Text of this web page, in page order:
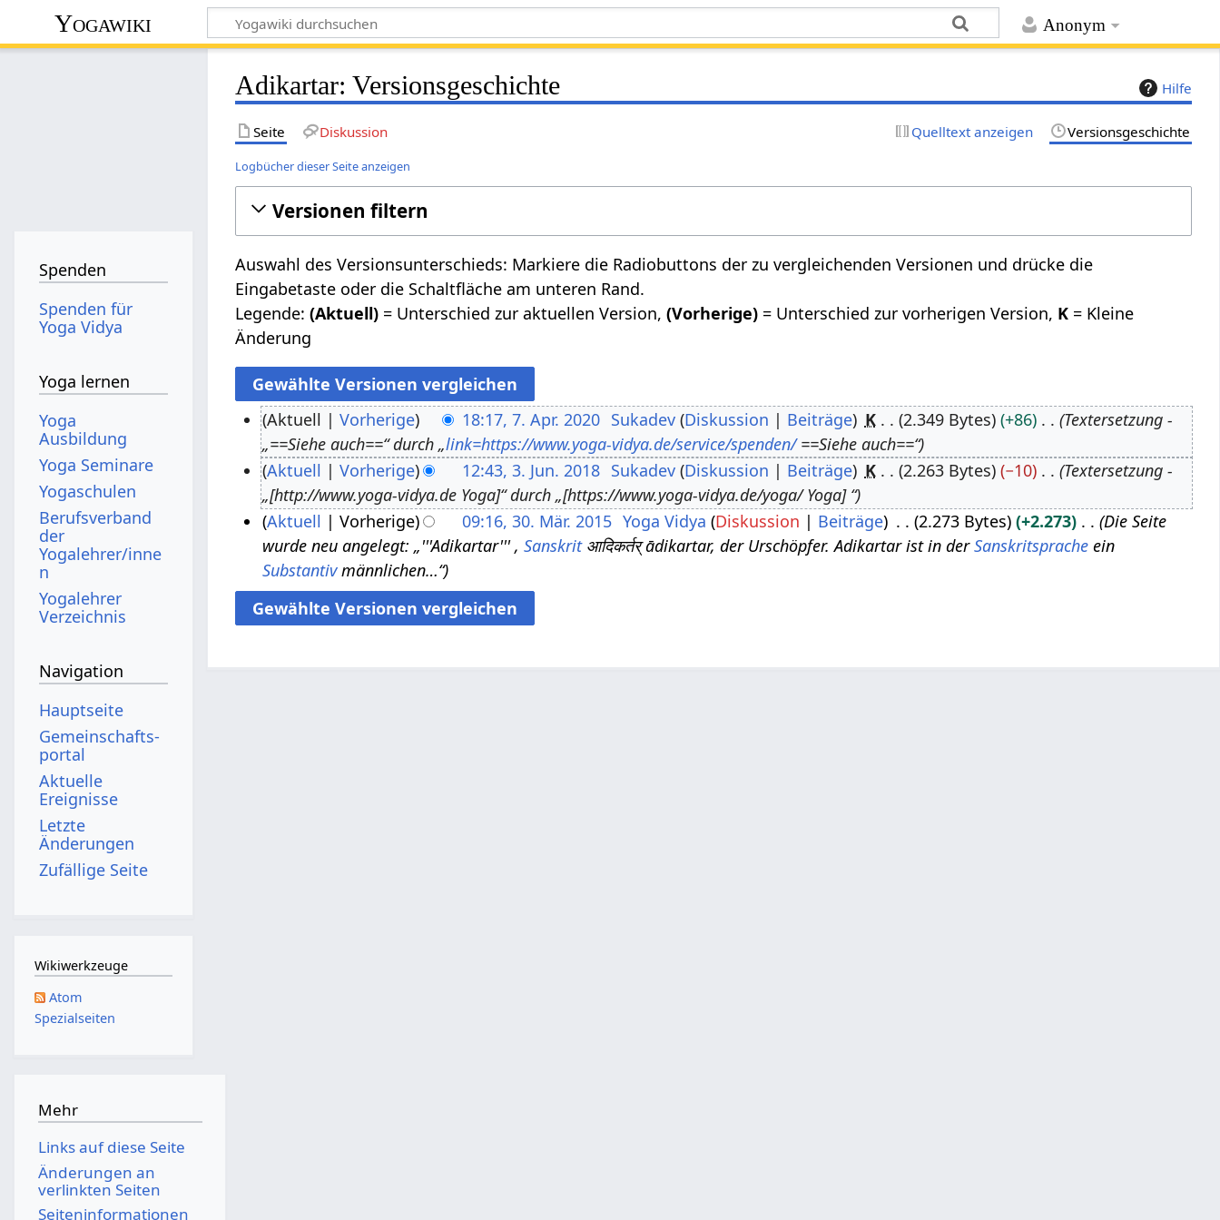
Anonym
Yogawiki
Hilfe
Adikartar: Versionsgeschichte
Seite Diskussion Quelltext anzeigen Versionsgeschichte
Logbücher dieser Seite anzeigen
Versionen filtern
Auswahl des Versionsunterschieds: Markiere die Radiobuttons der zu vergleichenden Versionen und drücke die
Eingabetaste oder die Schaltfläche am unteren Rand.
Legende:(Aktuell) = Unterschied zur aktuellen Version,(Vorherige) = Unterschied zur vorherigen Version, K = Kleine
Änderung
p
l
2
Aktuell Vorherige 18:17, 7. Apr. 2020 Sukadev Diskussion Beiträge K 2.349 Bytes +86
Textersetzung -
„==Siehe auch==“ durch „link=https://www.yoga-vidya.de/service/spenden/==Siehe auch==“
n
i
Aktuell Vorherige 12:43, 3. Jun. 2018 Sukadev Diskussion Beiträge K 2.263 Bytes −10
Textersetzung -
„[http://www.yoga-vidya.de Yoga]“ durch „[https://www.yoga-vidya.de/yoga/ Yoga] “
.
M
Aktuell Vorherige 09:16, 30. Mär. 2015 Yoga Vidya Diskussion Beiträge 2.273 Bytes +2.273
Die Seite
wurde neu angelegt: „'''Adikartar''' ,Sanskritआदिकर्तर् ādikartar, der Urschöpfer. Adikartar ist in derSanskritsprache ein
Substantivmännlichen…“
Spenden
Spenden für
Yoga Vidya
Yoga lernen
Yoga
Ausbildung
Yoga Seminare
Yogaschulen
Berufsverband
der
Yogalehrer/inne
n
Yogalehrer
Verzeichnis
Navigation
Hauptseite
Gemeinschafts­
portal
Aktuelle
Ereignisse
Letzte
Änderungen
Zufällige Seite
Wikiwerkzeuge
Atom
Spezialseiten
Mehr
Links auf diese Seite
Änderungen an
verlinkten Seiten
Seiten­­informationen